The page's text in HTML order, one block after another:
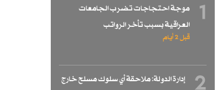
1
موجة احتجاجات تضرب الجامعات
العراقية بسبب تأخر الرواتب
قبل 2 أيام
إدارة الدولة: ملاحقة أي سلوك مسلح خارج